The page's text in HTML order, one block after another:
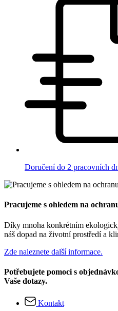
Doručení do 2 pracovních
Pracujeme s ohledem na
Díky mnoha konkrétním
náš dopad na životní prostředí a
Zde naleznete další informace.
Potřebujete pomoci s
Vaše dotazy.
Kontakt